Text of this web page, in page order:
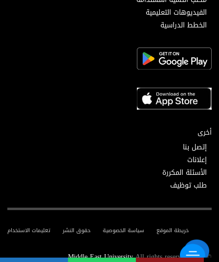
الفيديوهات التعليمية
الخطط الدراسية
أخرى
إتصل بنا
إعلانات
الأسئلة المكررة
طلب توظيف
تعليمات الاستخدام حقوق النشر سياسة الخصوصية خريطة الموقع
© 2025
Middle East UniversityAll rights reserved.